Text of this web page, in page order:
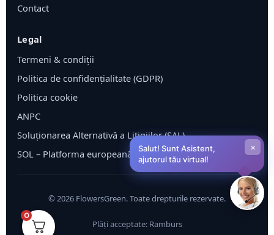
Contact
Legal
Termeni & condiții
Politica de confidențialitate (GDPR)
Politica cookie
ANPC
Soluționarea Alternativă a Litigiilor (SAL)
SOL – Platforma europeană ODR
© 2026 FlowersGreen. Toate drepturile rezervate.
Plăți acceptate: Ramburs
Salut! Sunt Asistent,
ajutorul tău virtual!
×
0